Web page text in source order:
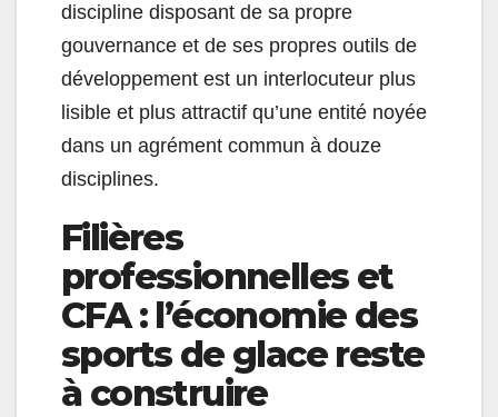
discipline disposant de sa propre
gouvernance et de ses propres outils de
développement est un interlocuteur plus
lisible et plus attractif qu’une entité noyée
dans un agrément commun à douze
disciplines.
Filières
professionnelles et
CFA : l’économie des
sports de glace reste
à construire